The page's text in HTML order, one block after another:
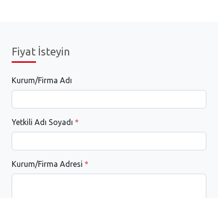
Fiyat İsteyin
Kurum/Firma Adı
Yetkili Adı Soyadı *
Kurum/Firma Adresi *